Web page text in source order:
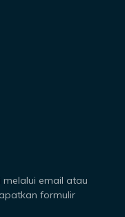
email atau
formulir